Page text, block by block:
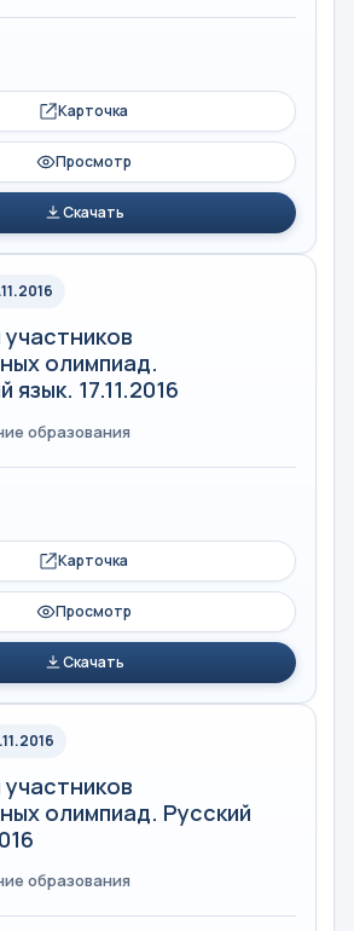
Карточка
Просмотр
Скачать
олимпиад.
язык. 17.11.2016
образования
Карточка
Просмотр
Скачать
олимпиад. Русский
образования